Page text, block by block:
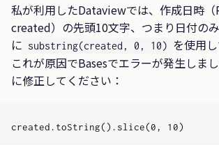
私が利用したDataviewでは、作成日時
created）の先頭10文字、つまり日付の
に substring(created, 0, 10) を使用
これが原因でBasesでエラーが発生しま
に修正してください：